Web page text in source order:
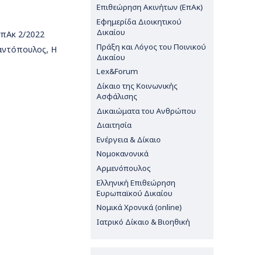
2/2022
Η
Επιθεώρηση Ακινήτων (ΕπΑκ)
Εφημερίδα Διοικητικού
Δικαίου
Πράξη και Λόγος του Ποινικού
Δικαίου
Lex&Forum
Δίκαιο της Κοινωνικής
Ασφάλισης
Δικαιώματα του Ανθρώπου
Διαιτησία
Ενέργεια & Δίκαιο
Νομοκανονικά
Αρμενόπουλος
Ελληνική Επιθεώρηση
Ευρωπαϊκού Δικαίου
Νομικά Χρονικά (online)
Ιατρικό Δίκαιο & Βιοηθική